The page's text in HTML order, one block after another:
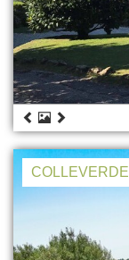
COLLEVERDE